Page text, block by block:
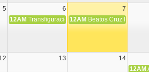
5 6 7
12AM Transfiguración del Señor
12AM Beatos Cruz
12 13 14
12AM